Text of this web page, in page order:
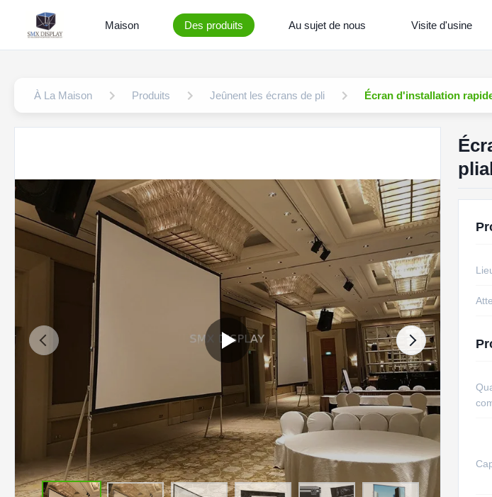
Maison Des produits Au sujet de nous Visite d'usine
À La Maison Produits Jeûnent les écrans de pli Écran d'installation